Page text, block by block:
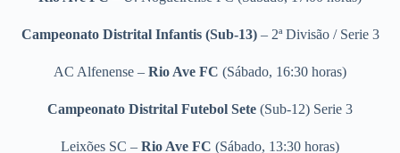
Campeonato Distrital Infantis (Sub-13)– 2ª Divisão / Serie 3
AC Alfenense – Rio Ave FC (Sábado, 16:30 horas)
Campeonato Distrital Futebol Sete (Sub-12) Serie 3
Leixões SC – Rio Ave FC (Sábado, 13:30 horas)